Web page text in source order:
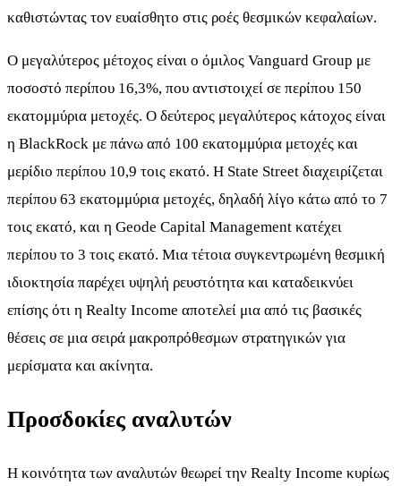
καθιστώντας τον ευαίσθητο στις ροές θεσμικών κεφαλαίων.
Ο μεγαλύτερος μέτοχος είναι ο όμιλος Vanguard Group με
ποσοστό περίπου 16,3%, που αντιστοιχεί σε περίπου 150
εκατομμύρια μετοχές. Ο δεύτερος μεγαλύτερος κάτοχος είναι
η BlackRock με πάνω από 100 εκατομμύρια μετοχές και
μερίδιο περίπου 10,9 τοις εκατό. Η State Street διαχειρίζεται
περίπου 63 εκατομμύρια μετοχές, δηλαδή λίγο κάτω από το 7
τοις εκατό, και η Geode Capital Management κατέχει
περίπου το 3 τοις εκατό. Μια τέτοια συγκεντρωμένη θεσμική
ιδιοκτησία παρέχει υψηλή ρευστότητα και καταδεικνύει
επίσης ότι η Realty Income αποτελεί μια από τις βασικές
θέσεις σε μια σειρά μακροπρόθεσμων στρατηγικών για
μερίσματα και ακίνητα.
Προσδοκίες αναλυτών
Η κοινότητα των αναλυτών θεωρεί την Realty Income κυρίως